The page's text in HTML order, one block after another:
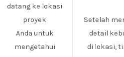
datang ke lokasi
proyek
Anda untuk
mengetahui
Setelah
detail
di lokasi,